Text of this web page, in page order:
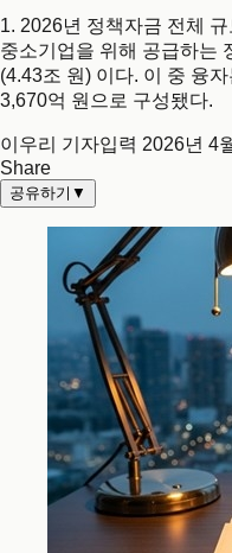
1. 2026년 정책자금 전체
중소기업을 위해 공급하는
(4.43조 원) 이다. 이 중 융
3,670억 원으로 구성됐다.
이우리 기자입력 2026년 4
Share
공유하기 ▼